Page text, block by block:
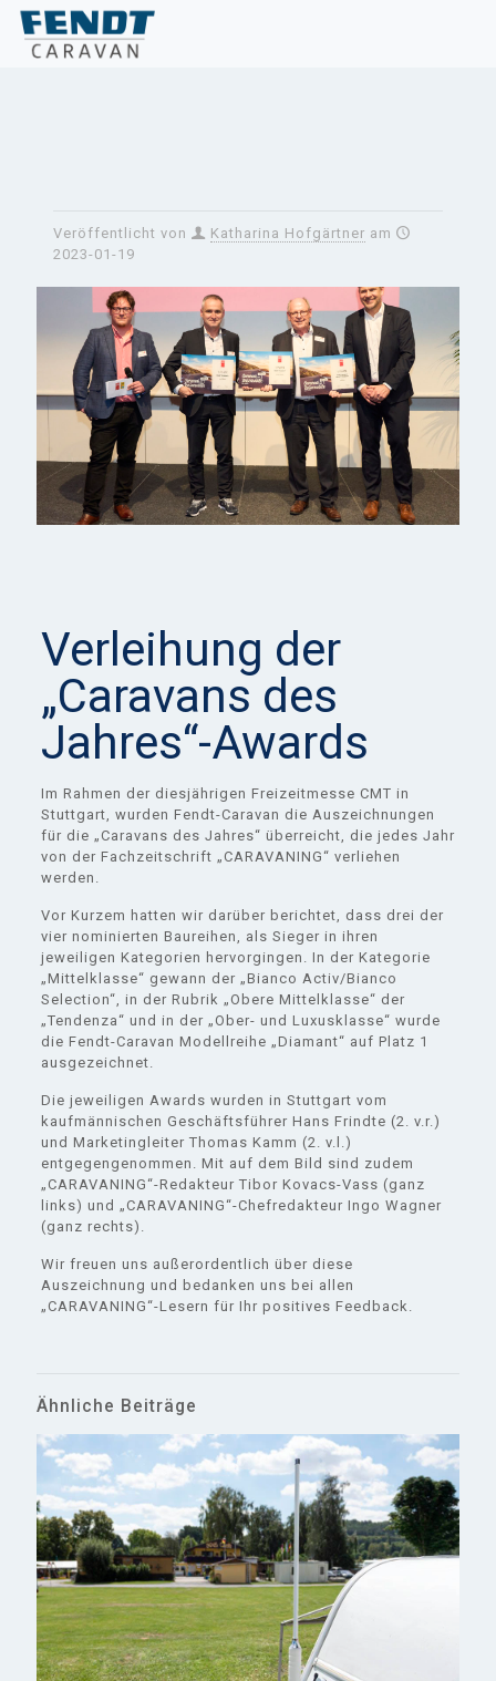
Veröffentlicht von Katharina Hofgärtner am
2023-01-19
Verleihung der
„Caravans des
Jahres“-Awards
Im Rahmen der diesjährigen Freizeitmesse CMT in
Stuttgart, wurden Fendt-Caravan die Auszeichnungen
für die „Caravans des Jahres“ überreicht, die jedes Jahr
von der Fachzeitschrift „CARAVANING“ verliehen
werden.
Vor Kurzem hatten wir darüber berichtet, dass drei der
vier nominierten Baureihen, als Sieger in ihren
jeweiligen Kategorien hervorgingen. In der Kategorie
„Mittelklasse“ gewann der „Bianco Activ/Bianco
Selection“, in der Rubrik „Obere Mittelklasse“ der
„Tendenza“ und in der „Ober- und Luxusklasse“ wurde
die Fendt-Caravan Modellreihe „Diamant“ auf Platz 1
ausgezeichnet.
Die jeweiligen Awards wurden in Stuttgart vom
kaufmännischen Geschäftsführer Hans Frindte (2. v.r.)
und Marketingleiter Thomas Kamm (2. v.l.)
entgegengenommen. Mit auf dem Bild sind zudem
„CARAVANING“-Redakteur Tibor Kovacs-Vass (ganz
links) und „CARAVANING“-Chefredakteur Ingo Wagner
(ganz rechts).
Wir freuen uns außerordentlich über diese
Auszeichnung und bedanken uns bei allen
„CARAVANING“-Lesern für Ihr positives Feedback.
Ähnliche Beiträge